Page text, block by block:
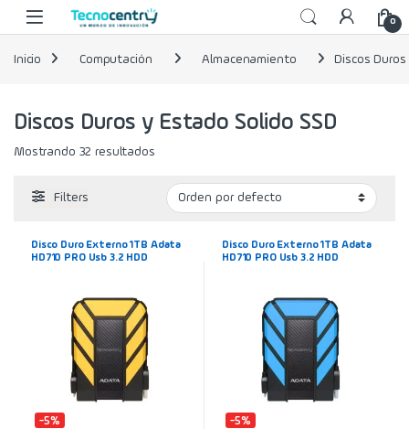
Skip to navigation
Skip to content
0
Inicio Computación Almacenamiento Discos
Discos Duros y Estado Solido SSD
Mostrando 32 resultados
Filters
Disco Duro Externo 1TB Adata
HD710 PRO Usb 3.2 HDD
-5%
Disco Duro Externo 1TB Adata
HD710 PRO Usb 3.2 HDD
-5%